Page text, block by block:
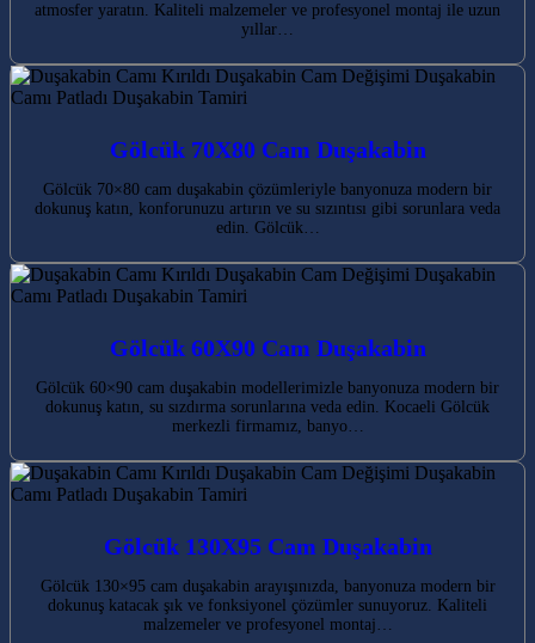
atmosfer yaratın. Kaliteli malzemeler ve profesyonel montaj ile uzun
yıllar…
Gölcük 70X80 Cam Duşakabin
Gölcük 70×80 cam duşakabin çözümleriyle banyonuza modern bir
dokunuş katın, konforunuzu artırın ve su sızıntısı gibi sorunlara veda
edin. Gölcük…
Gölcük 60X90 Cam Duşakabin
Gölcük 60×90 cam duşakabin modellerimizle banyonuza modern bir
dokunuş katın, su sızdırma sorunlarına veda edin. Kocaeli Gölcük
merkezli firmamız, banyo…
Gölcük 130X95 Cam Duşakabin
Gölcük 130×95 cam duşakabin arayışınızda, banyonuza modern bir
dokunuş katacak şık ve fonksiyonel çözümler sunuyoruz. Kaliteli
malzemeler ve profesyonel montaj…